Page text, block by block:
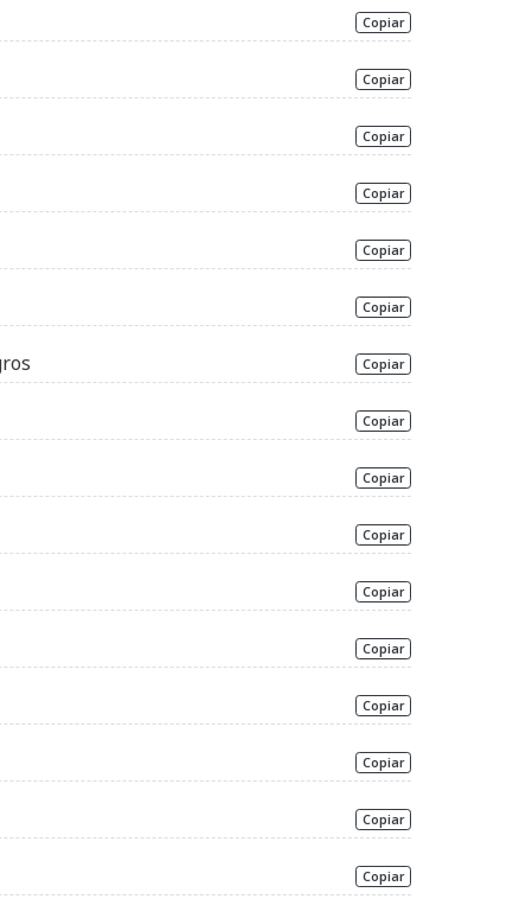
Copiar
Copiar
Copiar
Copiar
Copiar
Copiar
Copiar
Copiar
Copiar
Copiar
Copiar
Copiar
Copiar
Copiar
Copiar
Copiar